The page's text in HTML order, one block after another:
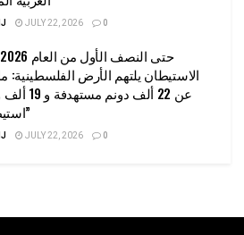
JULY 22, 2026 0
الاستيطان يلتهم الأرض الفلسطينية:
عن 22 ألف دونم
استيطانية”
JULY 22, 2026 0